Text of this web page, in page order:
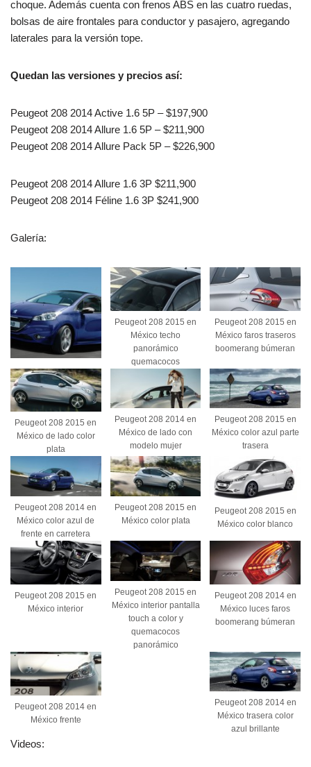
choque. Además cuenta con frenos ABS en las cuatro ruedas,
bolsas de aire frontales para conductor y pasajero, agregando
laterales para la versión tope.
Quedan las versiones y precios así:
Peugeot 208 2014 Active 1.6 5P – $197,900
Peugeot 208 2014 Allure 1.6 5P – $211,900
Peugeot 208 2014 Allure Pack 5P – $226,900
Peugeot 208 2014 Allure 1.6 3P $211,900
Peugeot 208 2014 Féline 1.6 3P $241,900
Galería:
Peugeot 208 2015 en
México techo
panorámico
quemacocos
Peugeot 208 2015 en
México faros traseros
boomerang búmeran
Peugeot 208 2015 en
México de lado color
plata
Peugeot 208 2014 en
México de lado con
modelo mujer
Peugeot 208 2015 en
México color azul parte
trasera
Peugeot 208 2014 en
México color azul de
frente en carretera
Peugeot 208 2015 en
México color plata
Peugeot 208 2015 en
México color blanco
Peugeot 208 2015 en
México interior
Peugeot 208 2015 en
México interior pantalla
touch a color y
quemacocos
panorámico
Peugeot 208 2014 en
México luces faros
boomerang búmeran
Peugeot 208 2014 en
México frente
Peugeot 208 2014 en
México trasera color
azul brillante
Videos: